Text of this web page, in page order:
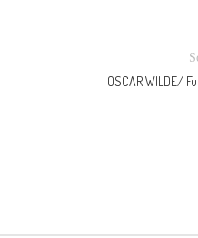
OSCAR WILDE/